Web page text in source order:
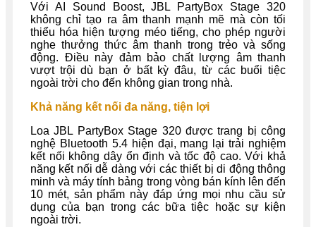
Với AI Sound Boost, JBL PartyBox Stage 320
không chỉ tạo ra âm thanh mạnh mẽ mà còn tối
thiểu hóa hiện tượng méo tiếng, cho phép người
nghe thưởng thức âm thanh trong trẻo và sống
động. Điều này đảm bảo chất lượng âm thanh
vượt trội dù bạn ở bất kỳ đâu, từ các buổi tiệc
ngoài trời cho đến không gian trong nhà.
Khả năng kết nối đa năng, tiện lợi
Loa JBL PartyBox Stage 320 được trang bị công
nghệ Bluetooth 5.4 hiện đại, mang lại trải nghiệm
kết nối không dây ổn định và tốc độ cao. Với khả
năng kết nối dễ dàng với các thiết bị di động thông
minh và máy tính bảng trong vòng bán kính lên đến
10 mét, sản phẩm này đáp ứng mọi nhu cầu sử
dụng của bạn trong các bữa tiệc hoặc sự kiện
ngoài trời.